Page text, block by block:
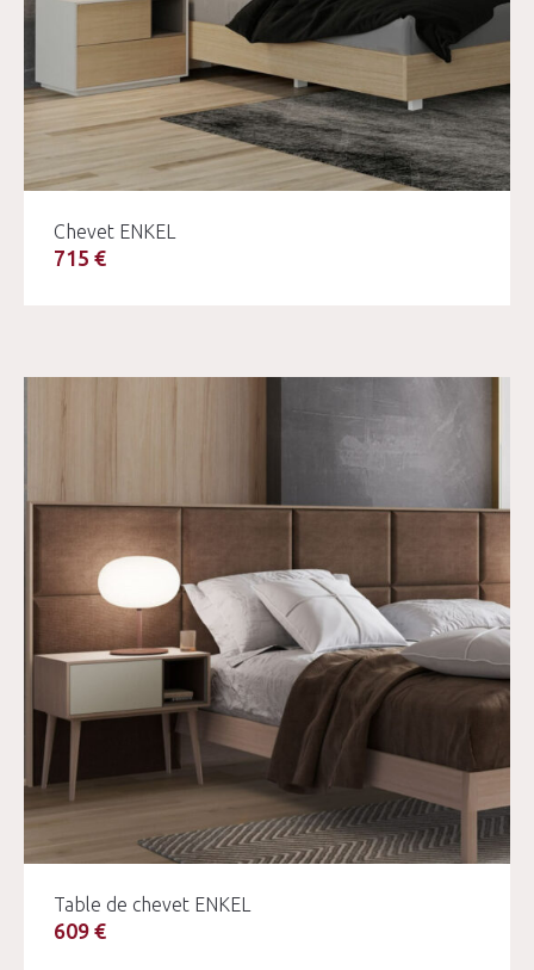
Chevet ENKEL
715 €
Table de chevet ENKEL
609 €